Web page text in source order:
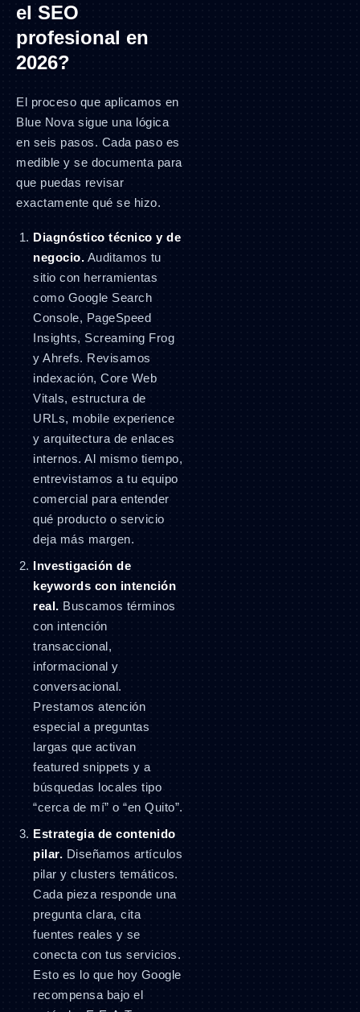
el SEO
profesional en
2026?
El proceso que aplicamos en
Blue Nova sigue una lógica
en seis pasos. Cada paso es
medible y se documenta para
que puedas revisar
exactamente qué se hizo.
Diagnóstico técnico y de
negocio. Auditamos tu
sitio con herramientas
como Google Search
Console, PageSpeed
Insights, Screaming Frog
y Ahrefs. Revisamos
indexación, Core Web
Vitals, estructura de
URLs, mobile experience
y arquitectura de enlaces
internos. Al mismo tiempo,
entrevistamos a tu equipo
comercial para entender
qué producto o servicio
deja más margen.
Investigación de
keywords con intención
real. Buscamos términos
con intención
transaccional,
informacional y
conversacional.
Prestamos atención
especial a preguntas
largas que activan
featured snippets y a
búsquedas locales tipo
“cerca de mí” o “en Quito”.
Estrategia de contenido
pilar. Diseñamos artículos
pilar y clusters temáticos.
Cada pieza responde una
pregunta clara, cita
fuentes reales y se
conecta con tus servicios.
Esto es lo que hoy Google
recompensa bajo el